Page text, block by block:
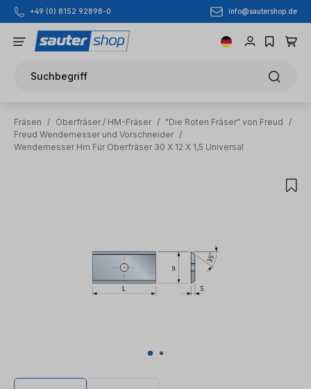
Zum Hauptinhalt springen
+49 (0) 8152 92898-0 info@sautershop.de
Suchbegriff
Fräsen / Oberfräser / HM-Fräser / "Die Roten Fräser" von Freud
/
Freud Wendemesser und Vorschneider /
Wendemesser Hm Für Oberfräser 30 X 12 X 1,5 Universal